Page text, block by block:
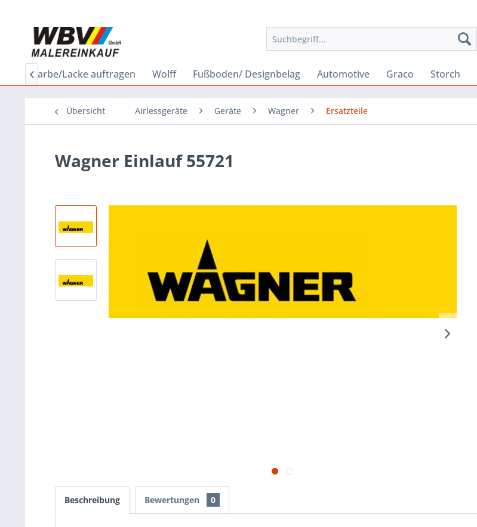
Farbe/Lacke auftragen Wolff Fußboden/ Designbelag Automotive Graco Storch

Übersicht Airlessgeräte Geräte Wagner Ersatzteile
Wagner Einlauf 55721
Beschreibung Bewertungen 0